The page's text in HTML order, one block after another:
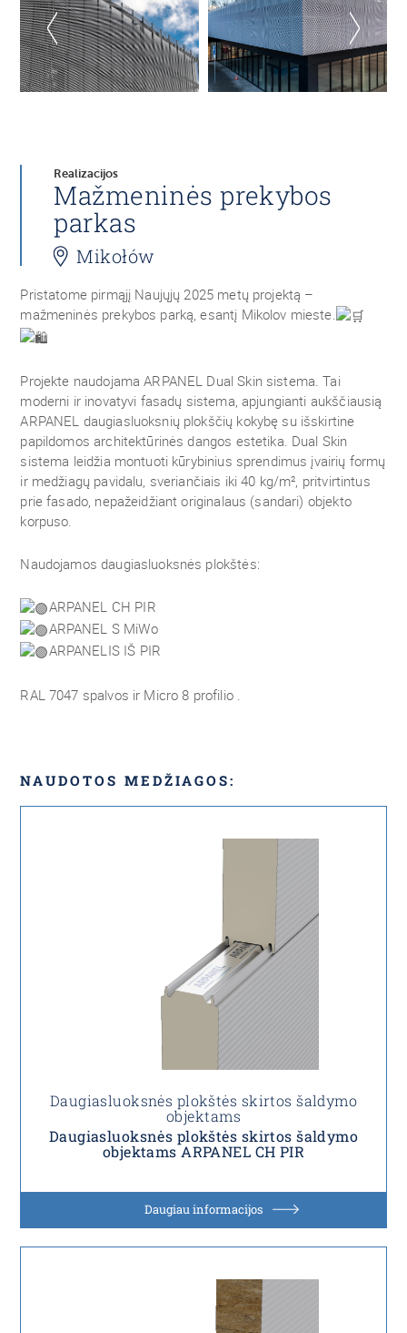
Realizacijos
Mažmeninės prekybos
parkas
Mikołów
Pristatome pirmąjį Naujųjų 2025 metų projektą –
mažmeninės prekybos parką, esantį Mikolov mieste.
Projekte naudojama ARPANEL Dual Skin sistema. Tai
moderni ir inovatyvi fasadų sistema, apjungianti aukščiausią
ARPANEL daugiasluoksnių plokščių kokybę su išskirtine
papildomos architektūrinės dangos estetika. Dual Skin
sistema leidžia montuoti kūrybinius sprendimus įvairių formų
ir medžiagų pavidalu, sveriančiais iki 40 kg/m², pritvirtintus
prie fasado, nepažeidžiant originalaus (sandari) objekto
korpuso.
Naudojamos daugiasluoksnės plokštės:
ARPANEL CH PIR
ARPANEL S MiWo
ARPANELIS IŠ PIR
RAL 7047 spalvos ir Micro 8 profilio .
NAUDOTOS MEDŽIAGOS:
Daugiasluoksnės plokštės skirtos šaldymo
objektams
Daugiasluoksnės plokštės skirtos šaldymo
objektams ARPANEL CH PIR
Daugiau informacijos